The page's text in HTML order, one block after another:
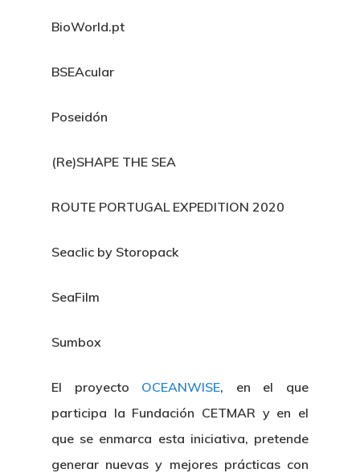
BioWorld.pt
BSEAcular
Poseidón
(Re)SHAPE THE SEA
ROUTE PORTUGAL EXPEDITION 2020
Seaclic by Storopack
SeaFilm
Sumbox
El proyecto OCEANWISE, en el que
participa la Fundación CETMAR y en el
que se enmarca esta iniciativa, pretende
generar nuevas y mejores prácticas con